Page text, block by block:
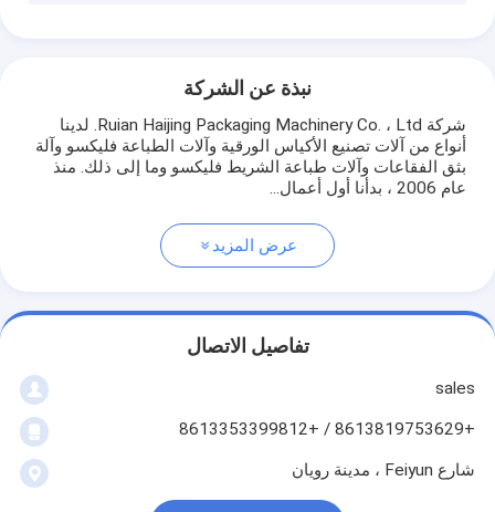
نبذة عن الشركة
شركة Ruian Haijing Packaging Machinery Co. ، Ltd. لدينا
أنواع من آلات تصنيع الأكياس الورقية وآلات الطباعة فليكسو وآلة
بثق الفقاعات وآلات طباعة الشريط فليكسو وما إلى ذلك. منذ
عام 2006 ، بدأنا أول أعمال...
عرض المزيد
تفاصيل الاتصال
sales
+8613819753629 / +8613353399812
شارع Feiyun ، مدينة رويان